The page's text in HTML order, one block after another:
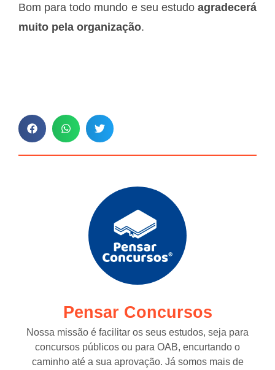
Bom para todo mundo e seu estudo agradecerá
muito pela organização.
Pensar Concursos
Nossa missão é facilitar os seus estudos, seja para
concursos públicos ou para OAB, encurtando o
caminho até a sua aprovação. Já somos mais de